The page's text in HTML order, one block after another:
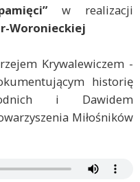
w realizacji
Woronieckiej
Krywalewiczem -
historię
i Dawidem
Miłośników